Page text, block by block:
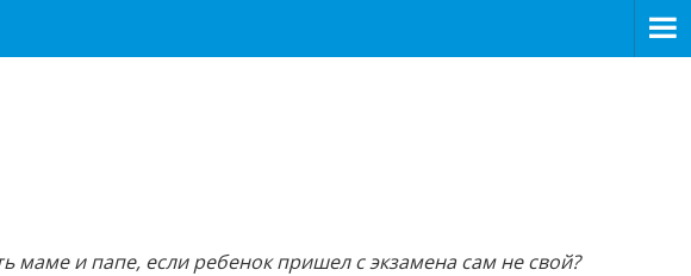
маме и папе, если ребенок пришел с экзамена сам не свой?